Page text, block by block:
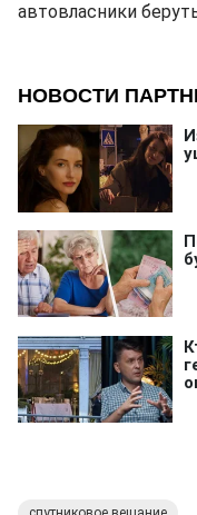
автовласники